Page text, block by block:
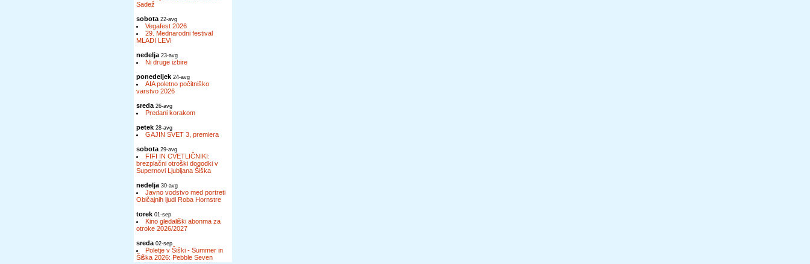
Sadež
sobota 22-avg
Vegafest 2026
29. Mednarodni festival
MLADI LEVI
nedelja 23-avg
Ni druge izbire
ponedeljek 24-avg
AIA poletno počitniško
varstvo 2026
sreda 26-avg
Predani korakom
petek 28-avg
GAJIN SVET 3, premiera
sobota 29-avg
FIFI IN CVETLIČNIKI:
brezplačni otroški dogodki v
Supernovi Ljubljana Šiška
nedelja 30-avg
Javno vodstvo med portreti
Običajnih ljudi Roba Hornstre
torek 01-sep
Kino gledališki abonma za
otroke 2026/2027
sreda 02-sep
Poletje v Šiški - Summer in
Šiška 2026: Pebble Seven